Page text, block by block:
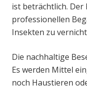
ist beträchtlich. Der
professionellen
Insekten zu
Die nachhaltige
Es werden Mittel
noch Haustieren